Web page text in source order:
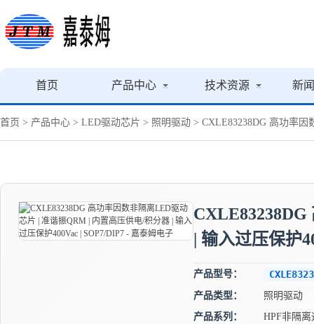
首页 产品中心 技术资源 新
首页 > 产品中心 > LED驱动芯片 > 照明驱动 > CXLE83238DG 高功率因
| 输入过压保护
产品型号：
产品类型：
照明驱动
产品系列：
HPF非隔